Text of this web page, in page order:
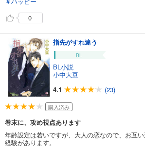
0
指先がすれ違う
BL
BL小説
小中大豆
4.1
(23)
購入済み
巻末に、攻め視点あります
年齢設定は若いですが、大人の恋なので、お互
経験があります。